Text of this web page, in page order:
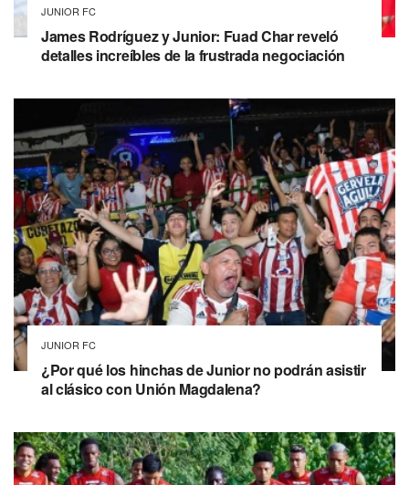
JUNIOR FC
James Rodríguez y Junior: Fuad Char reveló
detalles increíbles de la frustrada negociación
JUNIOR FC
¿Por qué los hinchas de Junior no podrán asistir
al clásico con Unión Magdalena?